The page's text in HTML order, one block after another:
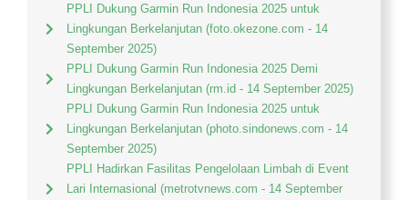
PPLI Dukung Garmin Run Indonesia 2025 untuk
Lingkungan Berkelanjutan (foto.okezone.com - 14
September 2025)
PPLI Dukung Garmin Run Indonesia 2025 Demi
Lingkungan Berkelanjutan (rm.id - 14 September 2025)
PPLI Dukung Garmin Run Indonesia 2025 untuk
Lingkungan Berkelanjutan (photo.sindonews.com - 14
September 2025)
PPLI Hadirkan Fasilitas Pengelolaan Limbah di Event
Lari Internasional (metrotvnews.com - 14 September